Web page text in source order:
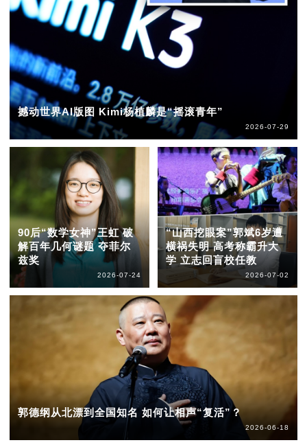
撼动世界AI版图 Kimi杨植麟是“摇滚青年”
2026-07-29
90后“数学女神”王虹 破
解百年几何谜题 夺菲尔
兹奖
2026-07-24
“山西挖眼案”郭斌6岁遭
横祸失明 高考称霸升大
学 立志回盲校任教
2026-07-02
郭德纲从北漂到全国知名 如何让相声“复活”？
2026-06-18